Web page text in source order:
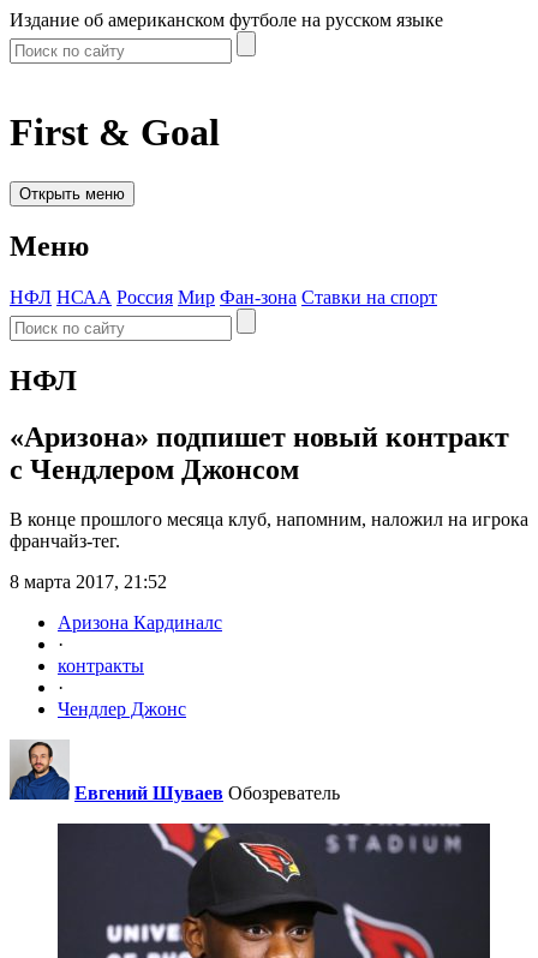
Издание об американском футболе на русском языке
First & Goal
Открыть меню
Меню
НФЛ НСАА Россия Мир Фан-зона Ставки на спорт
НФЛ
«Аризона» подпишет новый контракт
с Чендлером Джонсом
В конце прошлого месяца клуб, напомним, наложил на игрока
франчайз-тег.
8 марта 2017, 21:52
Аризона Кардиналс
·
контракты
·
Чендлер Джонс
Евгений Шуваев Обозреватель